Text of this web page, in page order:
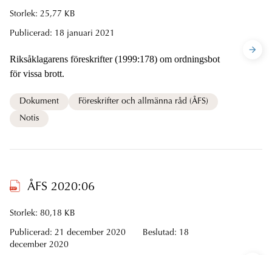
Storlek: 25,77 KB
Publicerad: 18 januari 2021
Riksåklagarens föreskrifter (1999:178) om ordningsbot
för vissa brott.
Dokument
Föreskrifter och allmänna råd (ÅFS)
Notis
ÅFS 2020:06
Storlek: 80,18 KB
Publicerad: 21 december 2020 Beslutad: 18
december 2020